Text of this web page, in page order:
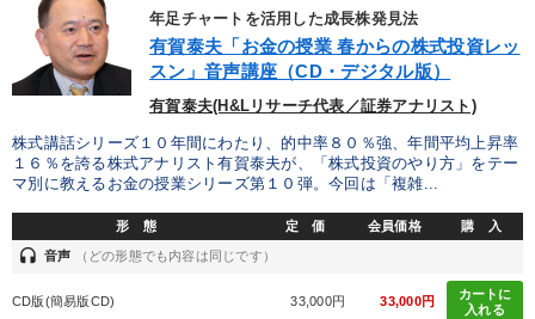
年足チャートを活用した成長株発見法
有賀泰夫「お金の授業 春からの株式投資レッ
スン」音声講座（CD・デジタル版）
有賀泰夫(H&Lリサーチ代表／証券アナリスト)
株式講話シリーズ１０年間にわたり、的中率８０％強、年間平均上昇率
１６％を誇る株式アナリスト有賀泰夫が、「株式投資のやり方」をテー
マ別に教えるお金の授業シリーズ第１０弾。今回は「複雑...
形 態 定 価 会員価格 購 入
headset 音声 （どの形態でも内容は同じです）
CD版(簡易版CD) 33,000円 33,000円
カートに
入れる